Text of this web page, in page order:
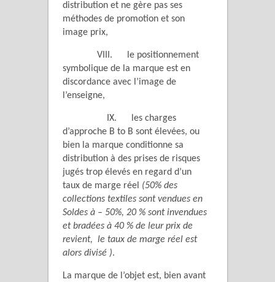
distribution et ne gère pas ses
méthodes de promotion et son
image prix,
VIII. le positionnement
symbolique de la marque est en
discordance avec l’image de
l’enseigne,
IX. les charges
d’approche B to B sont élevées, ou
bien la marque conditionne sa
distribution à des prises de risques
jugés trop élevés en regard d’un
taux de marge réel (50% des
collections textiles sont vendues en
Soldes à – 50%, 20 % sont invendues
et bradées à 40 % de leur prix de
revient, le taux de marge réel est
alors divisé ).
La marque de l’objet est, bien avant